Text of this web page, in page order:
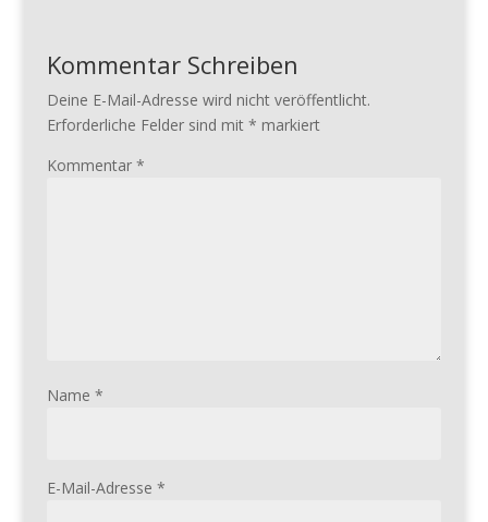
Kommentar Schreiben
Deine E-Mail-Adresse wird nicht veröffentlicht.
Erforderliche Felder sind mit * markiert
Kommentar *
Name *
E-Mail-Adresse *